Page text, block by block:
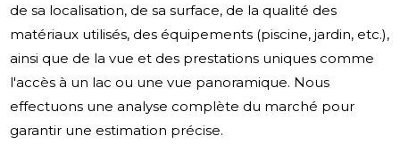
de sa localisation, de sa surface, de la qualité des
matériaux utilisés, des équipements (piscine, jardin, etc.),
ainsi que de la vue et des prestations uniques comme
l'accès à un lac ou une vue panoramique. Nous
effectuons une analyse complète du marché pour
garantir une estimation précise.